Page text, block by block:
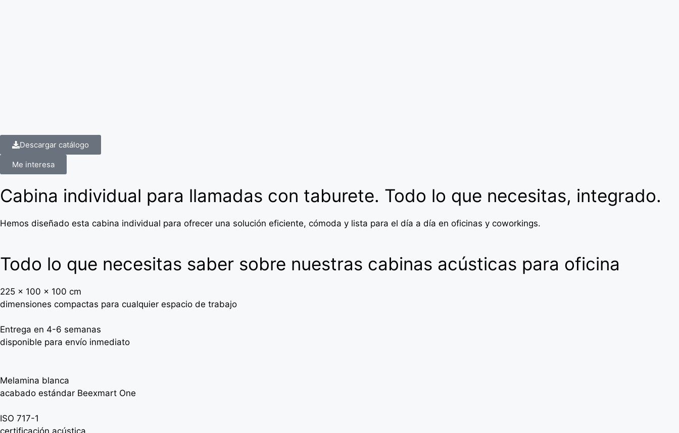
Descargar catálogo
Me interesa
Cabina individual para llamadas con taburete. Todo lo que necesitas, integrado.
Hemos diseñado esta cabina individual para ofrecer una solución eficiente, cómoda y lista para el día a día en oficinas y coworkings.
Todo lo que necesitas saber sobre nuestras cabinas acústicas para oficina
225 x 100 x 100 cm
dimensiones compactas para cualquier espacio de trabajo
Entrega en 4-6 semanas
disponible para envío inmediato
Melamina blanca
acabado estándar Beexmart One
ISO 717-1
certificación acústica